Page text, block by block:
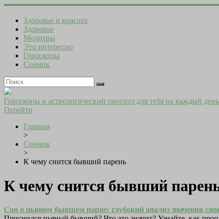
Здоровье и красота
Здоровье
Молитвы
Это интересно
Гороскопы
Сонник
Гороскопы и астрологический прогноз для тебя на каждый день
Перейти
Главная
>
Сонник
>
К чему снится бывший парень
К чему снится бывший
Сон о пьяном бывшем парне: глубокий анализ значения